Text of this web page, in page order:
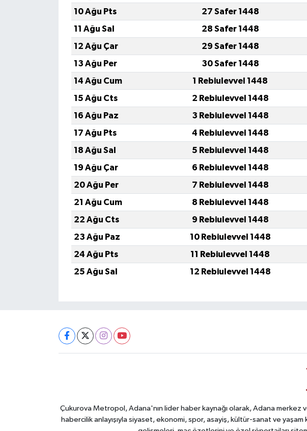
10 Ağu Pts
27 Safer 1448
11 Ağu Sal
28 Safer 1448
12 Ağu Çar
29 Safer 1448
13 Ağu Per
30 Safer 1448
14 Ağu Cum
1 Rebiulevvel 1448
15 Ağu Cts
2 Rebiulevvel 1448
16 Ağu Paz
3 Rebiulevvel 1448
17 Ağu Pts
4 Rebiulevvel 1448
18 Ağu Sal
5 Rebiulevvel 1448
19 Ağu Çar
6 Rebiulevvel 1448
20 Ağu Per
7 Rebiulevvel 1448
21 Ağu Cum
8 Rebiulevvel 1448
22 Ağu Cts
9 Rebiulevvel 1448
23 Ağu Paz
10 Rebiulevvel 1448
24 Ağu Pts
11 Rebiulevvel 1448
25 Ağu Sal
12 Rebiulevvel 1448
Çukurova Metropol, Adana'nın lider haber kaynağı olarak, Adana merkez
habercilik anlayışıyla siyaset, ekonomi, spor, asayiş, kültür-sanat ve